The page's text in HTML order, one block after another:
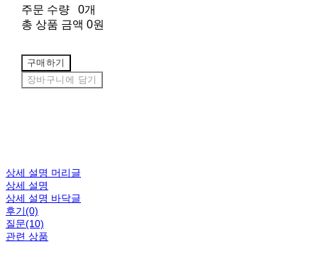
주문 수량
0개
총 상품 금액 0원
구매하기
장바구니에 담기
상세 설명 머리글
상세 설명
상세 설명 바닥글
후기(0)
질문(10)
관련 상품